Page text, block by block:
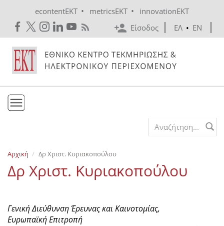
econtentEKT • metricsEKT •
innovationEKT
Είσοδος
ΕΛ • EN
Εκδόσεις
Ενημέρωση
Search form
Αρχική Δρ Xριστ. Κυριακοπούλου
Δρ Xριστ. Κυριακοπούλου
Γενική Διεύθυνση Έρευνας και Καινοτομίας,
Ευρωπαϊκή Επιτροπή